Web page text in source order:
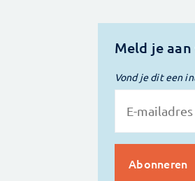
Meld je
Vond je dit een